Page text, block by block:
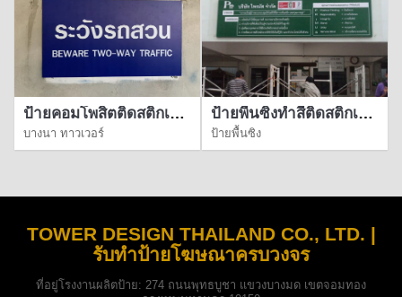
ป้ายคอมโพสิตติดสติ๊กเกอร์
บางนา ทาวเวอร์
ป้ายพื้นซิงทำสีติดสติกเกอร์
ป้ายพื้นซิง
TOWER DESIGN THAILAND CO., LTD. |
รับทำป้ายโฆษณาครบวงจร
ที่อยู่โรงงานผลิตป้าย: 274 ถนนพุทธบูชา แขวงบางมด เขตจอมทอง